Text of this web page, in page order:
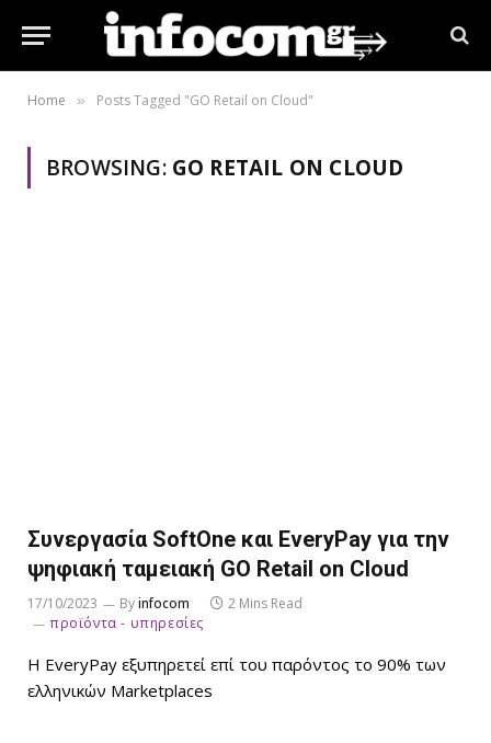
Home » Posts Tagged "GO Retail on Cloud"
BROWSING: GO RETAIL ON CLOUD
Συνεργασία SoftOne και EveryPay για την
ψηφιακή ταμειακή GO Retail on Cloud
17/10/2023 Byinfocom
2 Mins Read
προϊόντα - υπηρεσίες
Η EveryPay εξυπηρετεί επί του παρόντος το 90% των
ελληνικών Marketplaces